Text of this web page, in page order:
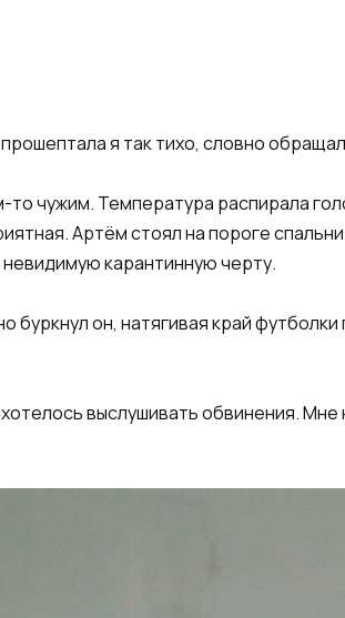
я так тихо, словно
чужим. Температура распирала
Артём стоял на пороге
карантинную черту.
буркнул он, натягивая край
выслушивать обвинения.